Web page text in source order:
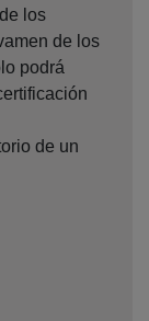
los
de los
podrá
de un